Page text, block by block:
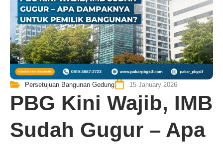
Persetujuan Bangunan Gedung 15 January 2026
PBG Kini Wajib, IMB
Sudah Gugur – Apa